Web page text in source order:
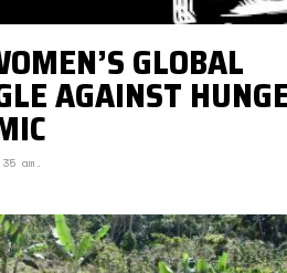
GLOBAL
AGAINST
am.